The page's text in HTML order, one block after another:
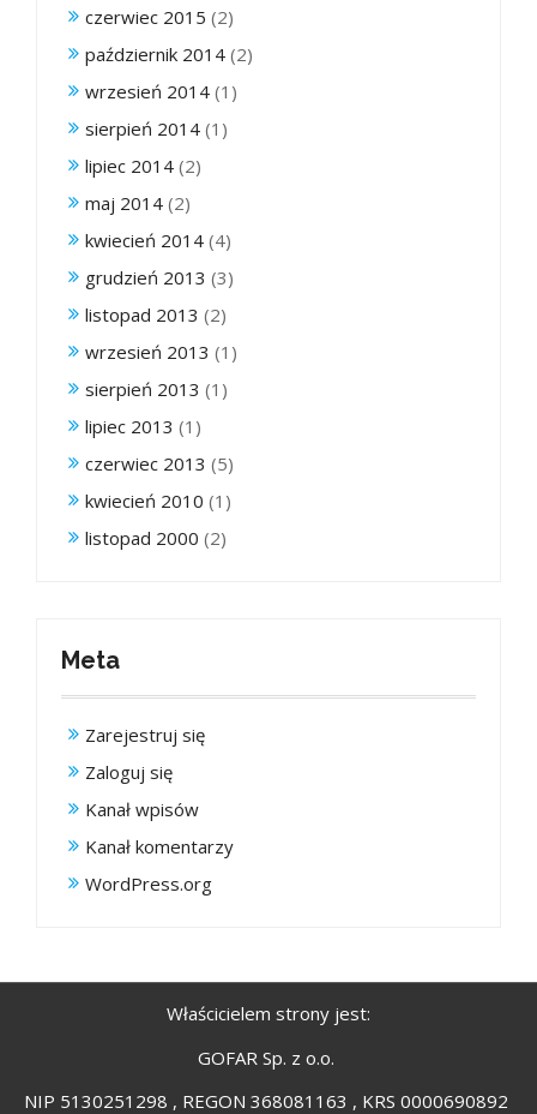
czerwiec 2015 (2)
październik 2014 (2)
wrzesień 2014 (1)
sierpień 2014 (1)
lipiec 2014 (2)
maj 2014 (2)
kwiecień 2014 (4)
grudzień 2013 (3)
listopad 2013 (2)
wrzesień 2013 (1)
sierpień 2013 (1)
lipiec 2013 (1)
czerwiec 2013 (5)
kwiecień 2010 (1)
listopad 2000 (2)
Meta
Zarejestruj się
Zaloguj się
Kanał wpisów
Kanał komentarzy
WordPress.org
Właścicielem strony jest:
GOFAR Sp. z o.o.
NIP 5130251298 , REGON 368081163 , KRS 0000690892